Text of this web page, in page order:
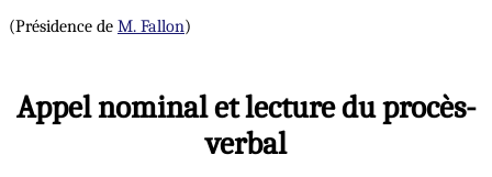
(Présidence de M. Fallon)
Appel nominal et lecture du procès-
verbal